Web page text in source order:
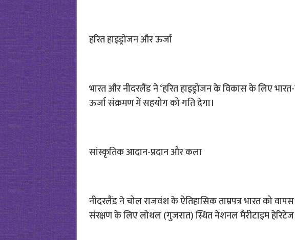
हरित हाइड्रोजन और ऊर्जा
भारत और नीदरलैंड ने ‘हरित हाइड्रोजन के विकास के लिए
ऊर्जा संक्रमण में सहयोग को गति देगा।
सांस्कृतिक आदान-प्रदान और कला
नीदरलैंड ने चोल राजवंश के ऐतिहासिक ताम्रपत्र भारत को
संरक्षण के लिए लोथल (गुजरात) स्थित नेशनल मैरीटाइम